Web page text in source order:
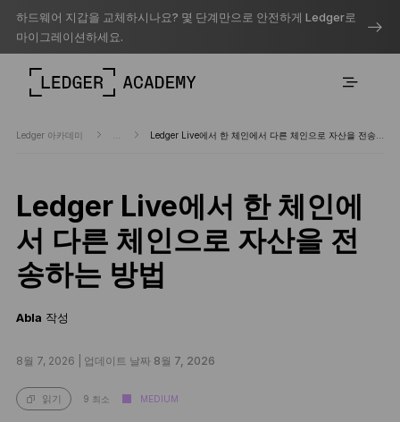
하드웨어 지갑을 교체하시나요? 몇 단계만으로 안전하게 Ledger로
마이그레이션하세요.
Ledger 아카데미
Ledger Live에서 한 체인에
서 다른 체인으로 자산을 전
송하는 방법
Abla 작성
8월 7, 2026 | 업데이트 날짜 8월 7, 2026
읽기 9 최소 MEDIUM